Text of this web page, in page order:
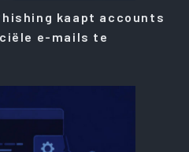
kaapt accounts
e-mails te